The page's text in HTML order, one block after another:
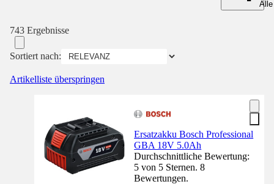
743 Ergebnisse
Sortiert nach:
Artikelliste überspringen
Ersatzakku Bosch Professional
GBA 18V 5.0Ah
Durchschnittliche Bewertung:
5 von 5 Sternen. 8
Bewertungen.